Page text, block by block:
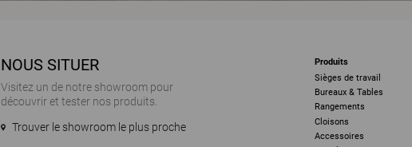
NOUS SITUER
Visitez un de notre showroom pour
découvrir et tester nos produits.
Trouver le showroom le plus proche
Produits
Sièges de travail
Bureaux & Tables
Rangements
Cloisons
Accessoires